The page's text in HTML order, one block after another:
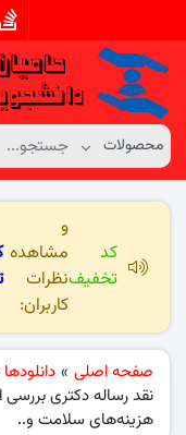
کد
تخفیف
و
مشاهده
نظرات
کاربران:
صفحه اصلی » دانلودها
نقد رساله دکتری
هزینه‌های سلامت و..